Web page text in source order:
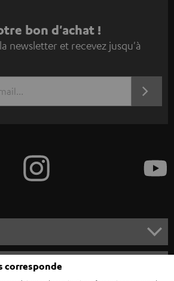
bon d'achat !
newsletter et recevez jusqu'à
corresponde